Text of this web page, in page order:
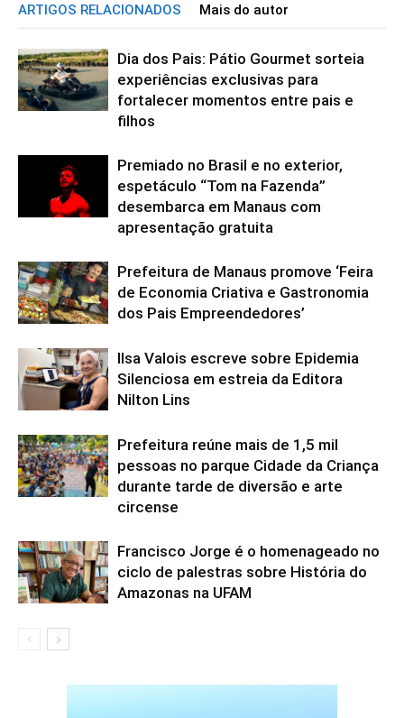
ARTIGOS RELACIONADOS Mais do autor
Dia dos Pais: Pátio Gourmet sorteia
experiências exclusivas para
fortalecer momentos entre pais e
filhos
Premiado no Brasil e no exterior,
espetáculo “Tom na Fazenda”
desembarca em Manaus com
apresentação gratuita
Prefeitura de Manaus promove ‘Feira
de Economia Criativa e Gastronomia
dos Pais Empreendedores’
Ilsa Valois escreve sobre Epidemia
Silenciosa em estreia da Editora
Nilton Lins
Prefeitura reúne mais de 1,5 mil
pessoas no parque Cidade da Criança
durante tarde de diversão e arte
circense
Francisco Jorge é o homenageado no
ciclo de palestras sobre História do
Amazonas na UFAM